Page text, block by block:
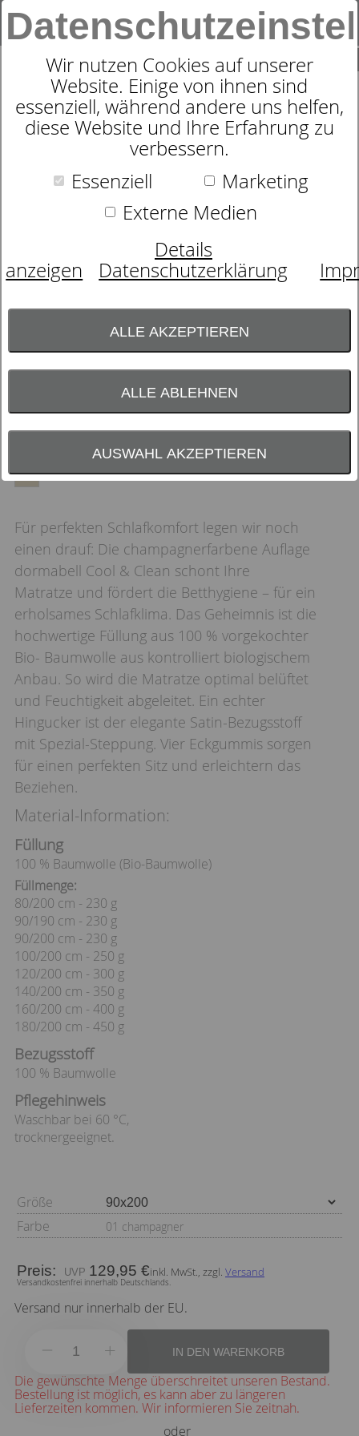
Wir nutzen Cookies auf unserer
Website. Einige von ihnen sind
essenziell, während andere uns helfen,
diese Website und Ihre Erfahrung zu
verbessern.
Essenziell
Marketing
Externe Medien
Details
anzeigen
Datenschutzerklärung
ALLE AKZEPTIEREN
ALLE ABLEHNEN
AUSWAHL AKZEPTIEREN
SUCHE
0
MATRATZENAUFLAGE
DORMABELL COOL & CLEAN
Kundenbewertungen 5,0 von 1
Für perfekten Schlafkomfort legen wir noch
einen drauf: Die champagnerfarbene Auflage
dormabell Cool & Clean schont Ihre
Matratze und fördert die Betthygiene – für ein
erholsames Schlafklima. Das Geheimnis ist die
hochwertige Füllung aus 100 % vorgekochter
Bio- Baumwolle aus kontrolliert biologischem
Anbau. So wird die Matratze optimal belüftet
und Feuchtigkeit abgeleitet. Ein echter
Hingucker ist der elegante Satin-Bezugsstoff
mit Spezial-Steppung. Vier Eckgummis sorgen
für einen perfekten Sitz und erleichtern das
Beziehen.
Material-Information:
Füllung
100 % Baumwolle (Bio-Baumwolle)
Füllmenge:
80/200 cm - 230 g
90/190 cm - 230 g
90/200 cm - 230 g
100/200 cm - 250 g
120/200 cm - 300 g
140/200 cm - 350 g
160/200 cm - 400 g
180/200 cm - 450 g
Bezugsstoff
100 % Baumwolle
Pflegehinweis
Waschbar bei 60 °C,
trocknergeeignet.
Größe
Farbe
01 champagner
Preis: 129,95 €inkl. MwSt., zzgl. Versand
Versandkostenfrei innerhalb Deutschlands.
Versand nur innerhalb der EU.
IN DEN WARENKORB
Die gewünschte Menge überschreitet unseren Bestand.
Bestellung ist möglich, es kann aber zu längeren
Lieferzeiten kommen. Wir informieren Sie zeitnah.
oder